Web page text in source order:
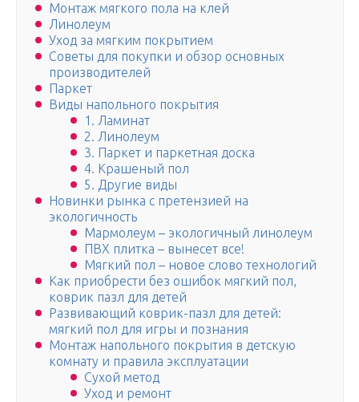
Монтаж мягкого пола на клей
Линолеум
Уход за мягким покрытием
Советы для покупки и обзор основных
производителей
Паркет
Виды напольного покрытия
1. Ламинат
2. Линолеум
3. Паркет и паркетная доска
4. Крашеный пол
5. Другие виды
Новинки рынка с претензией на
экологичность
Мармолеум – экологичный линолеум
ПВХ плитка – вынесет все!
Мягкий пол – новое слово технологий
Как приобрести без ошибок мягкий пол,
коврик пазл для детей
Развивающий коврик-пазл для детей:
мягкий пол для игры и познания
Монтаж напольного покрытия в детскую
комнату и правила эксплуатации
Сухой метод
Уход и ремонт